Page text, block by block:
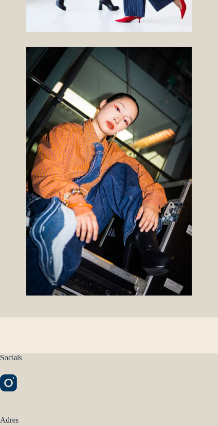
Socials
Adres